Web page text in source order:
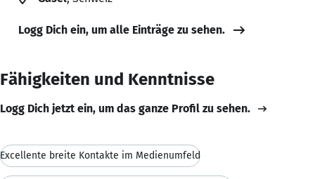
Logg Dich ein, um alle Einträge zu sehen.
Fähigkeiten und Kenntnisse
Logg Dich jetzt ein, um das ganze Profil zu sehen.
Excellente breite Kontakte im Medienumfeld